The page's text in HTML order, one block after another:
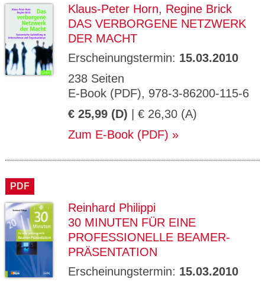
Klaus-Peter Horn, Regine Brick
DAS VERBORGENE NETZWERK
DER MACHT
Erscheinungstermin: 15.03.2010
238 Seiten
E-Book (PDF), 978-3-86200-115-6
€ 25,99 (D) | € 26,30 (A)
Zum E-Book (PDF)
PDF
Reinhard Philippi
30 MINUTEN FÜR EINE
PROFESSIONELLE BEAMER-
PRÄSENTATION
Erscheinungstermin: 15.03.2010